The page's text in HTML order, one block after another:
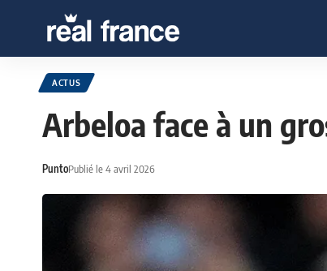
ACTUS
Arbeloa face à un
PuntoPublié le 4 avril 2026